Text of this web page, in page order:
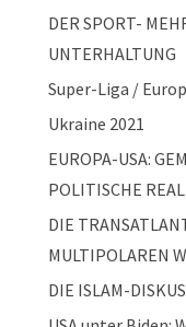
DER SPORT-
UNTERHALTUNG
Super-Liga /
Ukraine 2021
EUROPA-USA:
POLITISCHE
DIE
MULTIPOLAREN
DIE ISLAM-